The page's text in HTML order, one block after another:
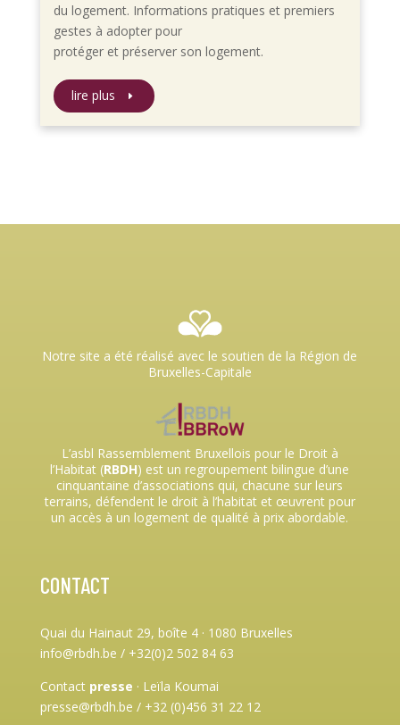
du logement. Informations pratiques et premiers
gestes à adopter pour
protéger et préserver son logement.
lire plus
Notre site a été réalisé avec le soutien de la Région de
Bruxelles-Capitale
L’asbl Rassemblement Bruxellois pour le Droit à
l’Habitat (RBDH) est un regroupement bilingue d’une
cinquantaine d’associations qui, chacune sur leurs
terrains, défendent le droit à l’habitat et œuvrent pour
un accès à un logement de qualité à prix abordable.
CONTACT
Quai du Hainaut 29, boîte 4 · 1080 Bruxelles
info@rbdh.be / +32(0)2 502 84 63
Contact presse · Leïla Koumai
presse@rbdh.be / +32 (0)456 31 22 12